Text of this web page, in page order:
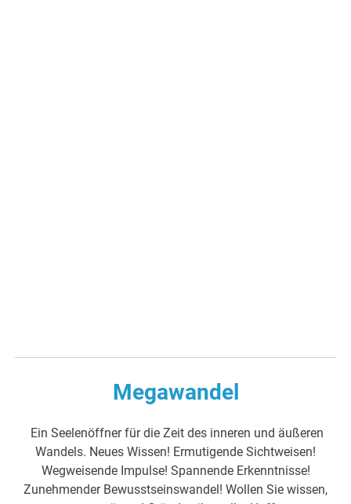
Megawandel
Ein Seelenöffner für die Zeit des inneren und äußeren
Wandels. Neues Wissen! Ermutigende Sichtweisen!
Wegweisende Impulse! Spannende Erkenntnisse!
Zunehmender Bewusstseinswandel! Wollen Sie wissen,